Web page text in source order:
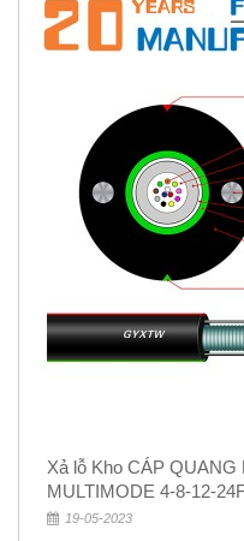
Xả lỗ Kho CÁP QUANG
MULTIMODE 4-8-12-
Rẻ 5k
19-05-2023